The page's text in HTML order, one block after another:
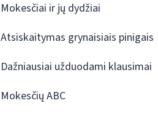
Mokesčiai ir jų dydžiai
Atsiskaitymas grynaisiais pinigais
Dažniausiai užduodami klausimai
Mokesčių ABC